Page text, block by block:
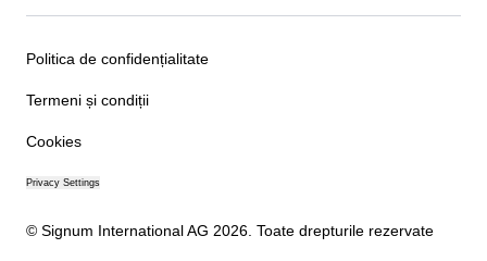
Politica de confidențialitate
Termeni și condiții
Cookies
Privacy Settings
© Signum International AG 2026. Toate drepturile rezervate